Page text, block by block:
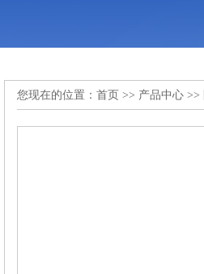
您现在的位置： 首页 >> 产品中心 >>